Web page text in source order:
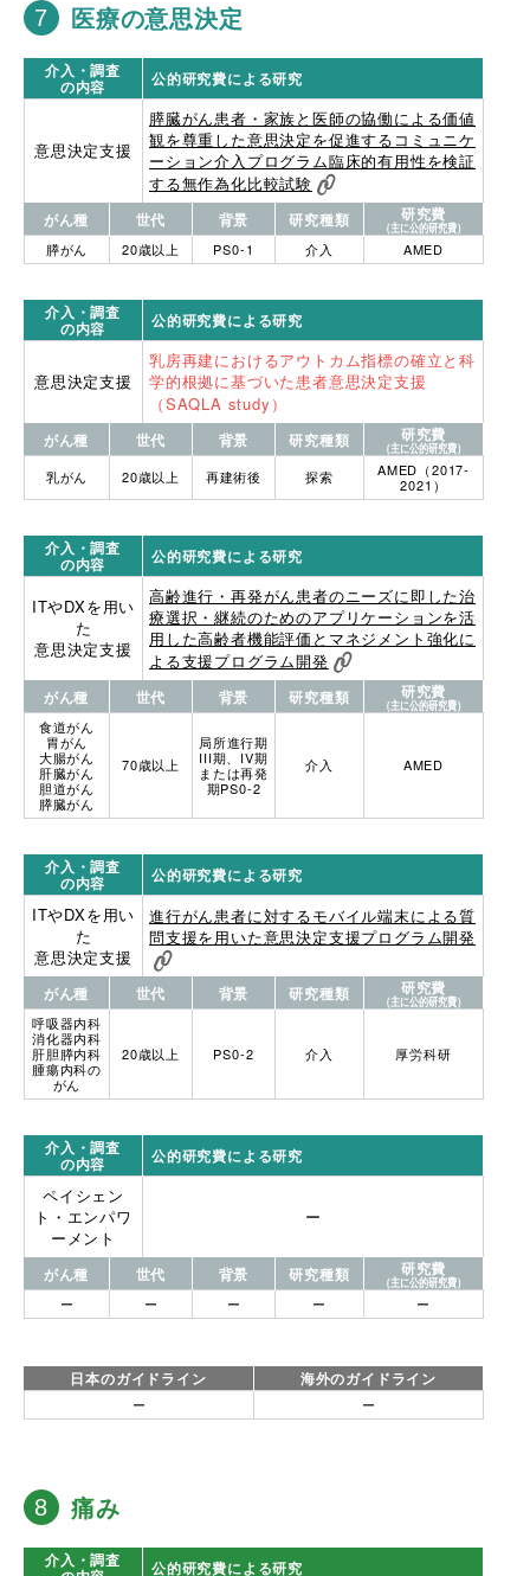
医療の意思決定
介入・調査
の内容 公的研究費による研究
意思決定支援
膵臓がん患者・家族と医師の協働による価値
観を尊重した意思決定を促進するコミュニケ
ーション介入プログラム臨床的有用性を検証
する無作為化比較試験
がん種 世代 背景 研究種類 研究費
（主に公的研究費）
膵がん 20歳以上 PS0-1 介入 AMED
介入・調査
の内容 公的研究費による研究
意思決定支援
乳房再建におけるアウトカム指標の確立と科
学的根拠に基づいた患者意思決定支援
（SAQLA study）
がん種 世代 背景 研究種類 研究費
（主に公的研究費）
乳がん 20歳以上 再建術後 探索
AMED（2017-
2021）
介入・調査
の内容 公的研究費による研究
ITやDXを用い
た
意思決定支援
高齢進行・再発がん患者のニーズに即した治
療選択・継続のためのアプリケーションを活
用した高齢者機能評価とマネジメント強化に
よる支援プログラム開発
がん種 世代 背景 研究種類 研究費
（主に公的研究費）
食道がん
胃がん
大腸がん
肝臓がん
胆道がん
膵臓がん
70歳以上
局所進行期
III期、IV期
または再発
期PS0-2
介入 AMED
介入・調査
の内容 公的研究費による研究
ITやDXを用い
た
意思決定支援
進行がん患者に対するモバイル端末による質
問支援を用いた意思決定支援プログラム開発
がん種 世代 背景 研究種類 研究費
（主に公的研究費）
呼吸器内科
消化器内科
肝胆膵内科
腫瘍内科の
がん
20歳以上 PS0-2 介入 厚労科研
介入・調査
の内容 公的研究費による研究
ペイシェン
ト・エンパワ
ーメント
ー
がん種 世代 背景 研究種類 研究費
（主に公的研究費）
ー ー ー ー ー
日本のガイドライン 海外のガイドライン
ー ー
痛み
介入・調査 公的研究費による研究